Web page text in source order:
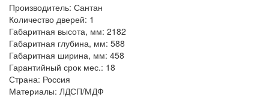
Производитель: Сантан
Количество дверей: 1
Габаритная высота, мм: 2182
Габаритная глубина, мм: 588
Габаритная ширина, мм: 458
Гарантийный срок мес.: 18
Страна: Россия
Материалы: ЛДСП/МДФ